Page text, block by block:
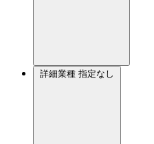
詳細業種 指定なし